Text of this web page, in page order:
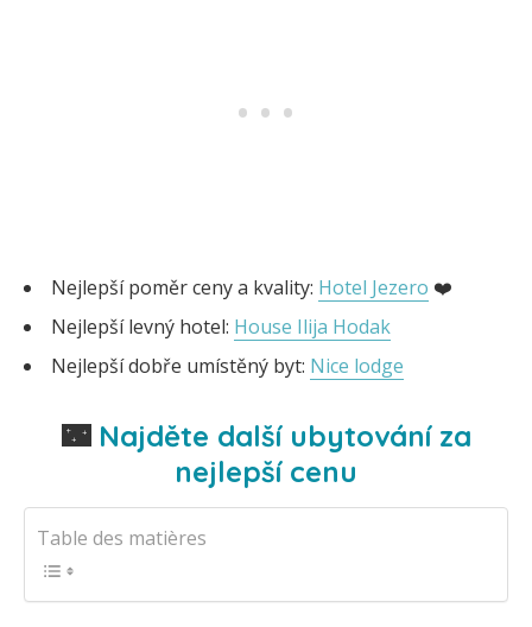
Nejlepší poměr ceny a kvality: Hotel Jezero ❤️
Nejlepší levný hotel: House Ilija Hodak
Nejlepší dobře umístěný byt: Nice lodge
🌃 Najděte další ubytování za
nejlepší cenu
Table des matières